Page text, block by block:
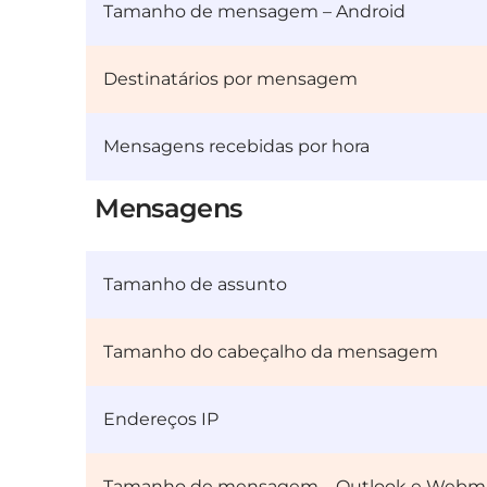
Tamanho de mensagem – Android
Destinatários por mensagem
Mensagens recebidas por hora
Mensagens
Tamanho de assunto
Tamanho do cabeçalho da mensagem
Endereços IP